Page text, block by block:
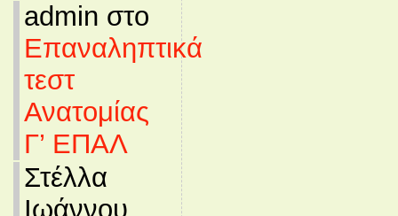
admin στο
Επαναληπτικά
τεστ
Ανατομίας
Γ’ ΕΠΑΛ
Στέλλα
Ιωάννου